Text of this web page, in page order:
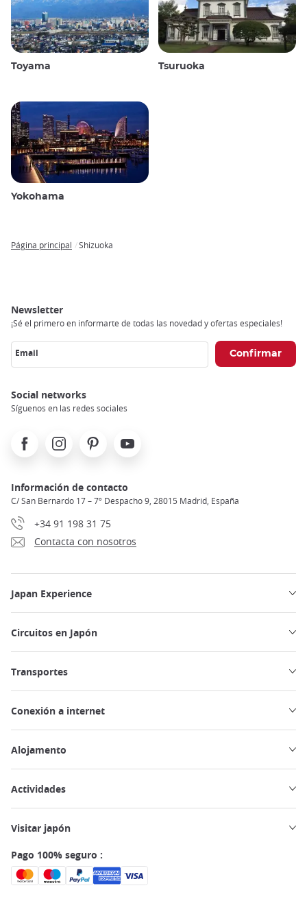
Toyama Tsuruoka
Yokohama
Página principal Shizuoka
Newsletter
¡Sé el primero en informarte de todas las novedad y ofertas especiales!
Email
Social networks
Síguenos en las redes sociales
FacebookInstagramPinterest Youtube
Información de contacto
C/ San Bernardo 17 – 7º Despacho 9, 28015 Madrid, España
+34 91 198 31 75
Contacta con nosotros
Japan Experience
Circuitos en Japón
Transportes
Conexión a internet
Alojamento
Actividades
Visitar japón
Pago 100% seguro :